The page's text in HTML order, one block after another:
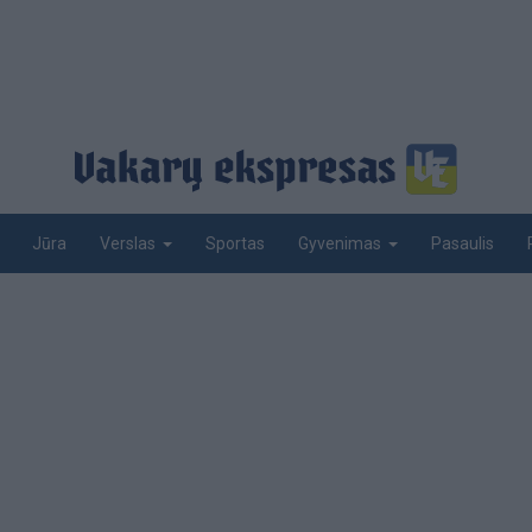
Jūra Verslas Sportas Gyvenimas Pasaulis